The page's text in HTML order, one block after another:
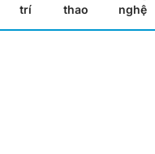
trí
thao
nghệ